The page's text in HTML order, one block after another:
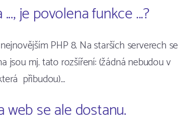
je povolena funkce ...?
PHP 8. Na starších serverech se
jsou mj. tato rozšíření: (žádná nebudou v
přibudou)…
se ale dostanu.